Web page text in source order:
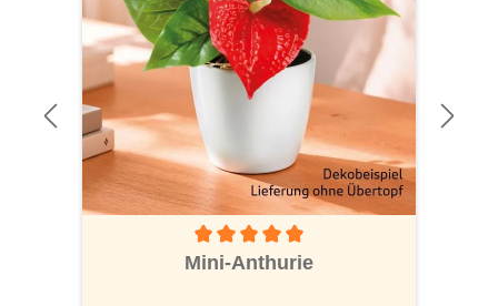
Durchschnittliche Bewertung von 5 von 5
Mini-Anthurie